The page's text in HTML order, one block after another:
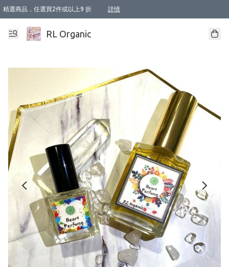
精選商品，任選買2件或以上9 折 詳情
XI周年優惠【新品自由選2件88折/3件85折】
XI周年優惠【Chakra 脈輪平衡自由選2件9折/3件85折/5件8折】
Florame 肌底自由選 2支9折 3支85折
XI周年優惠【蟲蟲退散 · 防衛結界﹞系列2件9折】
Sunki 任選2件95折
BIOFFICINA TOSCANA 任選2支9折 3支85折
Lamav 任選1件9折 2件85折
Mukti Organics 指定產品任選1件9折, 2件88折 3件85折
Intelligent Nutrients Skincare 任選2件9折
deodorant 任選2件88折
化妝品 任選2件95折
XI周年優惠【身心靈單品 任選2件9折/3件85折/5件8折】
XI周年優惠 【精油/香水 任選2件9折/3件85折/5件8折】
XI周年優惠【「關節到肌膚」全效養護 BODY OIL 組2件88折/3件85折】
XI周年優惠【夏日有機物理防曬套裝2件88折】
XI周年優惠【夏日潔面隨意選2件88折/3件85折】
XI周年優惠【逆齡奇蹟抗氧 11 自由選2件88折/3件85折/4件或以上8折】
新會員首次購物即享全單 95 折優惠！
成為VIP / VVIP 可享有生日月現金扣減獎賞優惠 !! 記得去賬户資料填上生日日期啦 !
選用順豐速運，滿$500 免運費
本地速遞 京東 送住宅/ 工商地址 $400 免運費
澳門訂單選用順豐速運，滿$800 免運費
RL Organic